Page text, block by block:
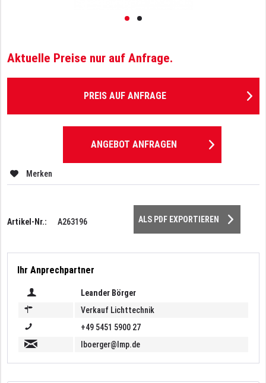
Aktuelle Preise nur auf Anfrage.
PREIS AUF ANFRAGE
ANGEBOT ANFRAGEN
Merken
Artikel-Nr.: A263196 ALS PDF EXPORTIEREN
Ihr Anprechpartner
Leander Börger
Verkauf Lichttechnik
+49 5451 5900 27
lboerger@lmp.de